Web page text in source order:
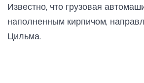
Известно, что грузовая
наполненным кирпичом,
Цильма.